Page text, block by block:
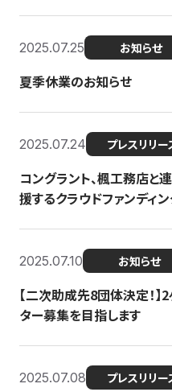
2025.07.25 お知らせ
夏季休業のお知らせ
2025.07.24 プレスリリー
コングラント、楓工務店
援するクラウドファンディ
2025.07.10 お知らせ
【二次助成先8団体決定！
ター募集を目指します
2025.07.08 プレスリリー